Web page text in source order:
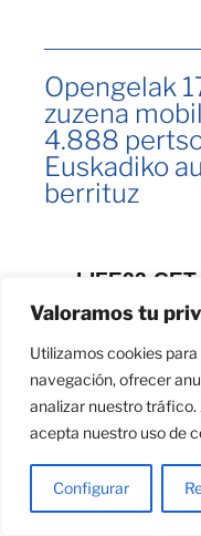
Valoramos tu
Utilizamos cookies
navegación, ofrecer
analizar nuestro
acepta nuestro uso de
Configurar
Opengelak
zuzena
4.888
Euskadiko
berrituz
LIFE22-
proiektuak,
garatzen
ondorioak,